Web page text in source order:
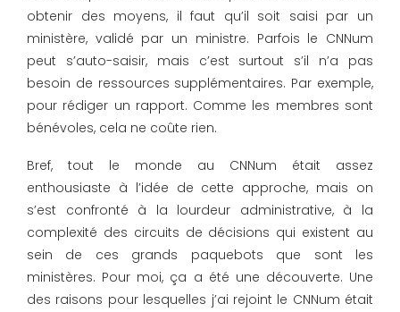
obtenir des moyens, il faut qu’il soit saisi par un
ministère, validé par un ministre. Parfois le CNNum
peut s’auto-saisir, mais c’est surtout s’il n’a pas
besoin de ressources supplémentaires. Par exemple,
pour rédiger un rapport. Comme les membres sont
bénévoles, cela ne coûte rien.
Bref, tout le monde au CNNum était assez
enthousiaste à l’idée de cette approche, mais on
s’est confronté à la lourdeur administrative, à la
complexité des circuits de décisions qui existent au
sein de ces grands paquebots que sont les
ministères. Pour moi, ça a été une découverte. Une
des raisons pour lesquelles j’ai rejoint le CNNum était